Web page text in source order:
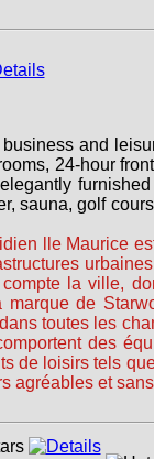
and
24-hour
sauna, golf
lle Maurice
la ville,
de
toutes les
des
de loisirs tels
agréables et